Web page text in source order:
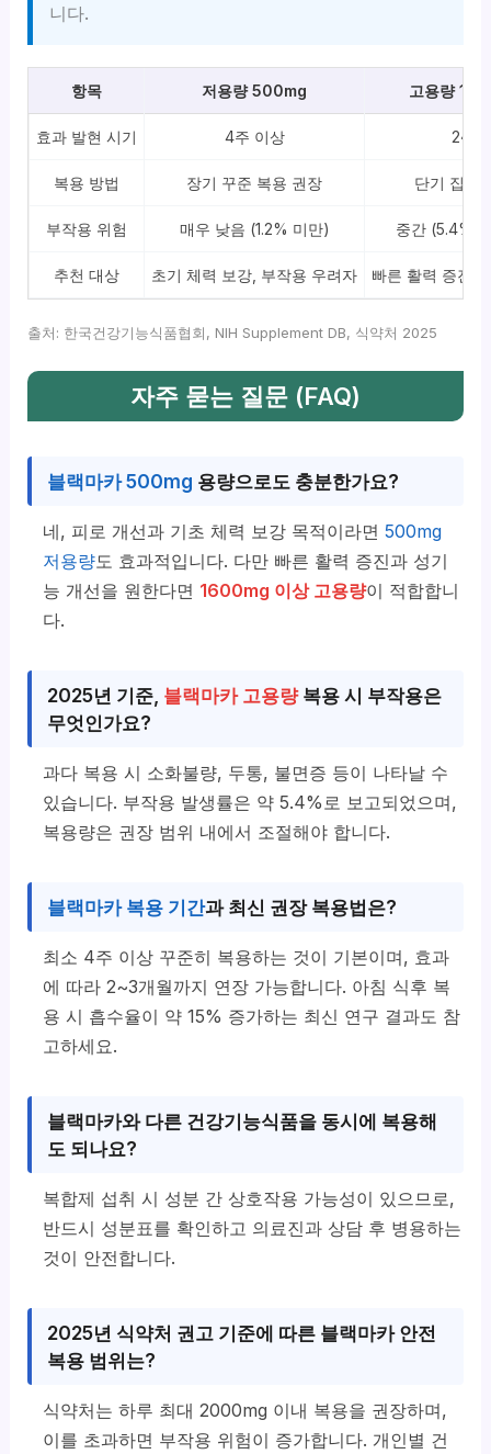
니다.
항목 저용량 500mg 고용량
효과 발현 시기 4주 이상 2~3
복용 방법 장기 꾸준 복용 권장 단기 집중
부작용 위험 매우 낮음 (1.2% 미만) 중간 (5.4%,
추천 대상 초기 체력 보강, 부작용 우려자 빠른 활력 증진
출처: 한국건강기능식품협회, NIH Supplement DB, 식약처 2025
자주 묻는 질문 (FAQ)
블랙마카 500mg 용량으로도 충분한가요?
네, 피로 개선과 기초 체력 보강 목적이라면500mg
저용량도 효과적입니다. 다만 빠른 활력 증진과 성기
능 개선을 원한다면 1600mg 이상 고용량이 적합합니
다.
2025년 기준, 블랙마카 고용량복용 시 부작용은
무엇인가요?
과다 복용 시 소화불량, 두통, 불면증 등이 나타날 수
있습니다. 부작용 발생률은 약 5.4%로 보고되었으며,
복용량은 권장 범위 내에서 조절해야 합니다.
블랙마카 복용 기간과 최신 권장 복용법은?
최소 4주 이상 꾸준히 복용하는 것이 기본이며, 효과
에 따라 2~3개월까지 연장 가능합니다. 아침 식후 복
용 시 흡수율이 약 15% 증가하는 최신 연구 결과도 참
고하세요.
블랙마카와 다른 건강기능식품을 동시에 복용해
도 되나요?
복합제 섭취 시 성분 간 상호작용 가능성이 있으므로,
반드시 성분표를 확인하고 의료진과 상담 후 병용하는
것이 안전합니다.
2025년 식약처 권고 기준에 따른 블랙마카 안전
복용 범위는?
식약처는 하루 최대 2000mg 이내 복용을 권장하며,
이를 초과하면 부작용 위험이 증가합니다. 개인별 건